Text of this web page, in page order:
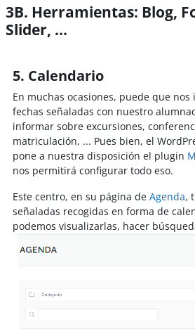
3B. Herramientas: Blog,
Slider, ...
5. Calendario
En muchas ocasiones, puede que
fechas señaladas con nuestro
informar sobre excursiones,
matriculación, ... Pues bien, el
pone a nuestra disposición el plugin
nos permitirá configurar todo eso.
Este centro, en su página de Agenda,
señaladas recogidas en forma de
podemos visualizarlas, hacer